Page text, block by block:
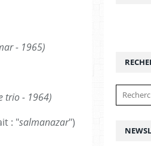
- 1965)
trio - 1964)
: "salmanazar")